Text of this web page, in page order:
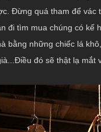
Đừng quá tham để vác
đi tìm mua chúng có kế
bằng những chiếc lá
đó sẽ thật lạ mắt